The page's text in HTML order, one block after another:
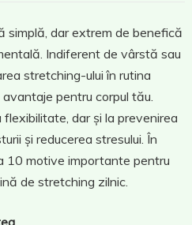
simplă, dar extrem de benefică
Indiferent de vârstă sau
stretching-ului în rutina
pentru corpul tău.
dar și la prevenirea
și reducerea stresului. În
10 motive importante pentru
de stretching zilnic.